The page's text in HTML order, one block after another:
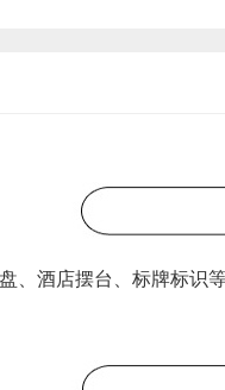
、酒店摆台、标牌标识等